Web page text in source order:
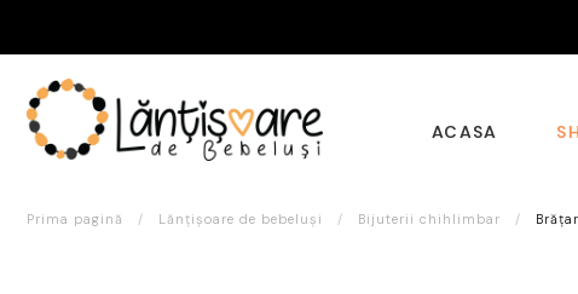
ACASA
Prima pagină / Lănțișoare de bebeluși / Bijuterii chihlimbar /